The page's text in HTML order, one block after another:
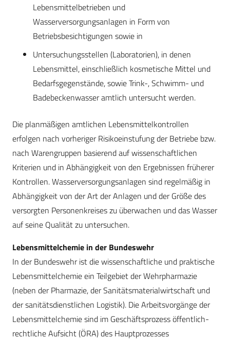
Lebensmittelbetrieben und
Wasserversorgungsanlagen in Form von
Betriebsbesichtigungen sowie in
Untersuchungsstellen (Laboratorien), in denen
Lebensmittel, einschließlich kosmetische Mittel und
Bedarfsgegenstände, sowie Trink-, Schwimm- und
Badebeckenwasser amtlich untersucht werden.
Die planmäßigen amtlichen Lebensmittelkontrollen
erfolgen nach vorheriger Risikoeinstufung der Betriebe bzw.
nach Warengruppen basierend auf wissenschaftlichen
Kriterien und in Abhängigkeit von den Ergebnissen früherer
Kontrollen. Wasserversorgungsanlagen sind regelmäßig in
Abhängigkeit von der Art der Anlagen und der Größe des
versorgten Personenkreises zu überwachen und das Wasser
auf seine Qualität zu untersuchen.
Lebensmittelchemie in der Bundeswehr
In der Bundeswehr ist die wissenschaftliche und praktische
Lebensmittelchemie ein Teilgebiet der Wehrpharmazie
(neben der Pharmazie, der Sanitätsmaterialwirtschaft und
der sanitätsdienstlichen Logistik). Die Arbeitsvorgänge der
Lebensmittelchemie sind im Geschäftsprozess öffentlich-
rechtliche Aufsicht (ÖRA) des Hauptprozesses